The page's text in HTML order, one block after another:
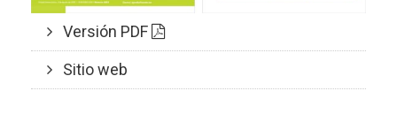
Versión PDF
Sitio web